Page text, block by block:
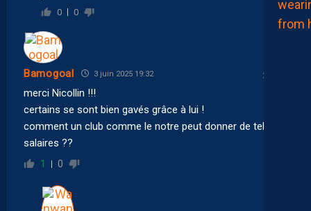
0 0
Bamogoal 3 juin 2025 19:32
merci Nicollin !!!
certains se sont bien gavés grâce à lui !
comment un club comme le notre peut donner de tels
salaires ??
1 0